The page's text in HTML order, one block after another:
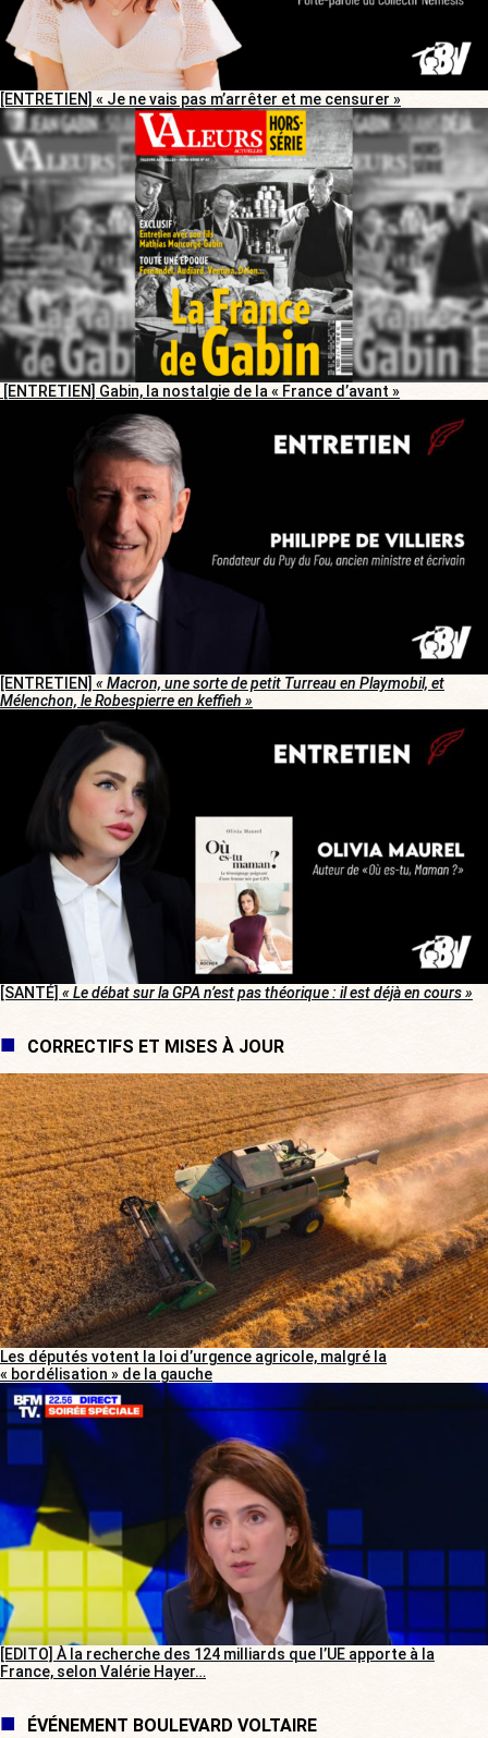
[ENTRETIEN] « Je ne vais pas m’arrêter et me censurer »
[ENTRETIEN] Gabin, la nostalgie de la « France d’avant »
[ENTRETIEN] « Macron, une sorte de petit Turreau en Playmobil, et
Mélenchon, le Robespierre en keffieh »
[SANTÉ] « Le débat sur la GPA n’est pas théorique : il est déjà en cours »
CORRECTIFS ET MISES À JOUR
Les députés votent la loi d’urgence agricole, malgré la
« bordélisation » de la gauche
[EDITO] À la recherche des 124 milliards que l’UE apporte à la
France, selon Valérie Hayer…
ÉVÉNEMENT BOULEVARD VOLTAIRE